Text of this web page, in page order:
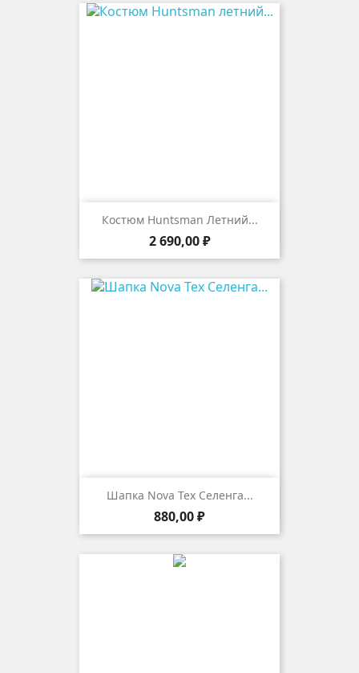
Костюм Huntsman Летний...
Цена
2 690,00 ₽
Шапка Nova Tex Селенга...
Цена
880,00 ₽